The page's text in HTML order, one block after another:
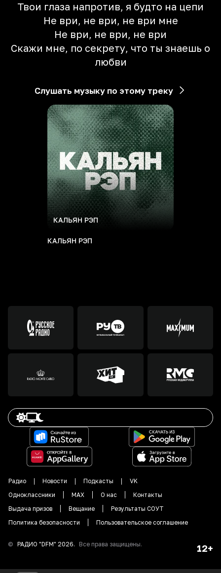
Твои глаза напротив, я будто на цепи
Не ври, не ври, не ври мне
Не ври, не ври, не ври
Скажи мне, по секрету, что ты знаешь о
любви
Слушать музыку по этому треку
КАЛЬЯН РЭП
КАЛЬЯН РЭП
Радио Новости Подкасты
VK
Одноклассники
MAX О нас
Контакты
Выдача призов
Вещание
Результаты СОУТ
Политика безопасности
Пользовательское соглашение
© РАДИО "DFM" 2026. Все права защищены. 12+